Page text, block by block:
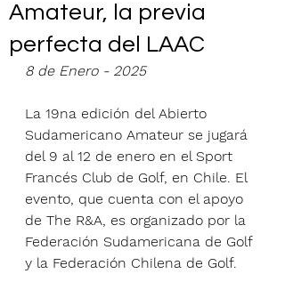
Amateur, la previa
perfecta del LAAC
8 de Enero - 2025
La 19na edición del Abierto
Sudamericano Amateur se jugará
del 9 al 12 de enero en el Sport
Francés Club de Golf, en Chile. El
evento, que cuenta con el apoyo
de The R&A, es organizado por la
Federación Sudamericana de Golf
y la Federación Chilena de Golf.